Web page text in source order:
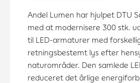
Andel Lumen har hjulpet DTU
med at modernisere 300 stk.
til LED-armaturer med
retningsbestemt lys efter
naturområder. Den samlede
reduceret det årlige